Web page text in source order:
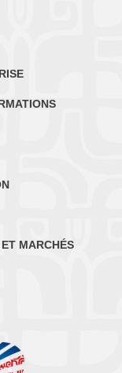
MARCHÉS